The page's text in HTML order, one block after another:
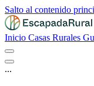
Salto al contenido
Inicio Casas Rurales
...